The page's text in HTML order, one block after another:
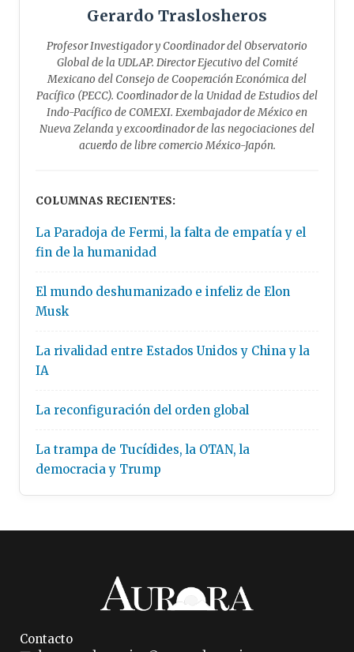
Gerardo Traslosheros
Profesor Investigador y Coordinador del Observatorio
Global de la UDLAP. Director Ejecutivo del Comité
Mexicano del Consejo de Cooperación Económica del
Pacífico (PECC). Coordinador de la Unidad de Estudios del
Indo-Pacífico de COMEXI. Exembajador de México en
Nueva Zelanda y excoordinador de las negociaciones del
acuerdo de libre comercio México-Japón.
COLUMNAS RECIENTES:
La Paradoja de Fermi, la falta de empatía y el
fin de la humanidad
El mundo deshumanizado e infeliz de Elon
Musk
La rivalidad entre Estados Unidos y China y la
IA
La reconfiguración del orden global
La trampa de Tucídides, la OTAN, la
democracia y Trump
Contacto